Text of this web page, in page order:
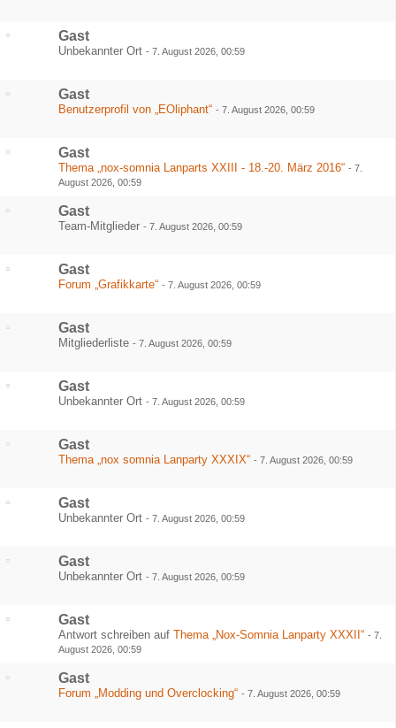
Gast
Unbekannter Ort - 7. August 2026, 00:59
Gast
Benutzerprofil von „EOliphant“ - 7. August 2026, 00:59
Gast
Thema „nox-somnia Lanparts XXIII - 18.-20. März 2016“ - 7.
August 2026, 00:59
Gast
Team-Mitglieder - 7. August 2026, 00:59
Gast
Forum „Grafikkarte“ - 7. August 2026, 00:59
Gast
Mitgliederliste - 7. August 2026, 00:59
Gast
Unbekannter Ort - 7. August 2026, 00:59
Gast
Thema „nox somnia Lanparty XXXIX“ - 7. August 2026, 00:59
Gast
Unbekannter Ort - 7. August 2026, 00:59
Gast
Unbekannter Ort - 7. August 2026, 00:59
Gast
Antwort schreiben auf Thema „Nox-Somnia Lanparty XXXII“ - 7.
August 2026, 00:59
Gast
Forum „Modding und Overclocking“ - 7. August 2026, 00:59